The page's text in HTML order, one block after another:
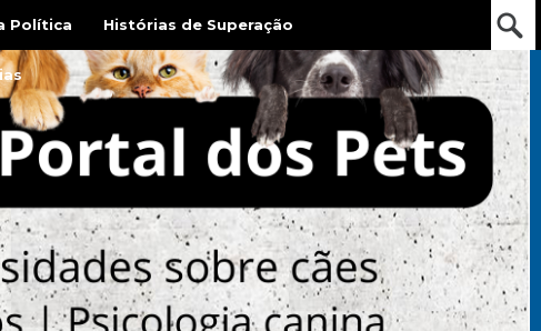
Política Histórias de Superação